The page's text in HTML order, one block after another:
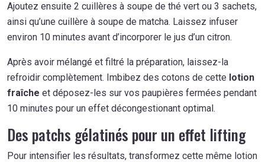
Ajoutez ensuite 2 cuillères à soupe de thé vert ou 3 sachets,
ainsi qu’une cuillère à soupe de matcha. Laissez infuser
environ 10 minutes avant d’incorporer le jus d’un citron.
Après avoir mélangé et filtré la préparation, laissez-la
refroidir complètement. Imbibez des cotons de cette lotion
fraîche et déposez-les sur vos paupières fermées pendant
10 minutes pour un effet décongestionant optimal.
Des patchs gélatinés pour un effet lifting
Pour intensifier les résultats, transformez cette même lotion